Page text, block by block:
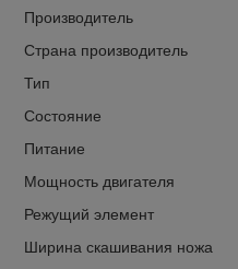
Производитель
Страна производитель
Тип
Состояние
Питание
Мощность двигателя
Режущий элемент
Ширина скашивания ножа